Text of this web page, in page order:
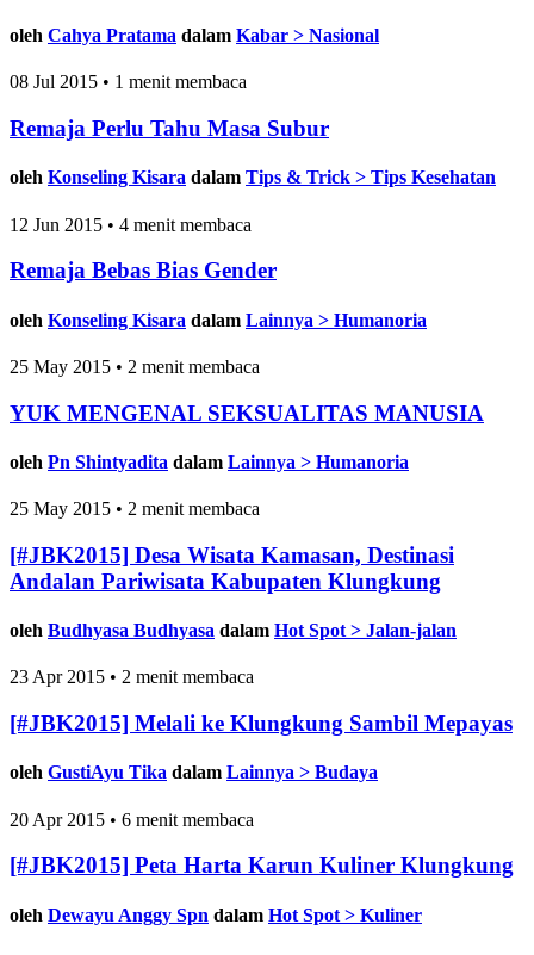
oleh Cahya Pratama dalam Kabar > Nasional
08 Jul 2015 • 1 menit membaca
Remaja Perlu Tahu Masa Subur
oleh Konseling Kisara dalam Tips & Trick > Tips Kesehatan
12 Jun 2015 • 4 menit membaca
Remaja Bebas Bias Gender
oleh Konseling Kisara dalam Lainnya > Humanoria
25 May 2015 • 2 menit membaca
YUK MENGENAL SEKSUALITAS MANUSIA
oleh Pn Shintyadita dalam Lainnya > Humanoria
25 May 2015 • 2 menit membaca
[#JBK2015] Desa Wisata Kamasan, Destinasi
Andalan Pariwisata Kabupaten Klungkung
oleh Budhyasa Budhyasa dalam Hot Spot > Jalan-jalan
23 Apr 2015 • 2 menit membaca
[#JBK2015] Melali ke Klungkung Sambil Mepayas
oleh GustiAyu Tika dalam Lainnya > Budaya
20 Apr 2015 • 6 menit membaca
[#JBK2015] Peta Harta Karun Kuliner Klungkung
oleh Dewayu Anggy Spn dalam Hot Spot > Kuliner